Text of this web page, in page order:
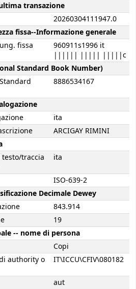
transazione
20260304111947.0
fissa--Informazione generale
fissa
960911s1996 it
|||||| ||||| |||||c
Standard Book Number)
8886534167
ita
ARCIGAY RIMINI
traccia
ita
ISO-639-2
Decimale Dewey
843.914
19
-- nome di persona
Copi
authority o
IT\ICCU\CFIV\080182
aut